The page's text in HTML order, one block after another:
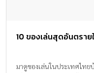
10 ของเล่นสุดอันตราย
มาดูของเล่นในประเทศไท